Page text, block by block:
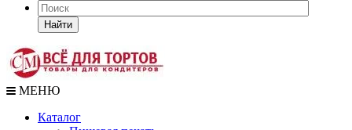
Найти
МЕНЮ
Каталог